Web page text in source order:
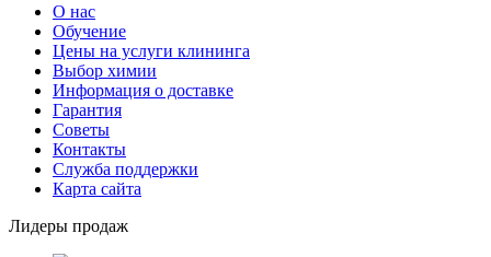
О нас
Обучение
Цены на услуги клининга
Выбор химии
Информация о доставке
Гарантия
Советы
Контакты
Служба поддержки
Карта сайта
Лидеры продаж